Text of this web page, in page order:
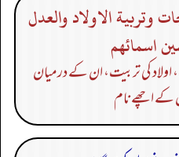
وتربية الاولاد والعدل
اسمائهم
کی تربیت، ان کے درمیان
کے اچھے نام